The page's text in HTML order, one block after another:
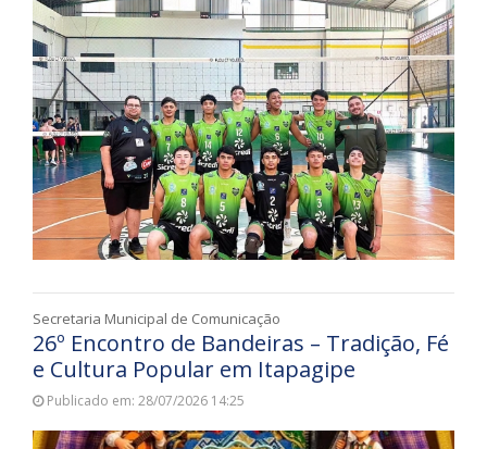
Secretaria Municipal de Comunicação
26º Encontro de Bandeiras – Tradição, Fé
e Cultura Popular em Itapagipe
Publicado em: 28/07/2026 14:25